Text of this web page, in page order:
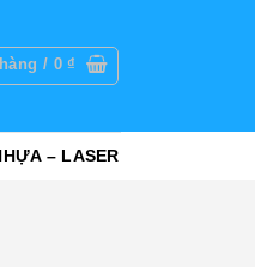
/ 0₫
– LASER